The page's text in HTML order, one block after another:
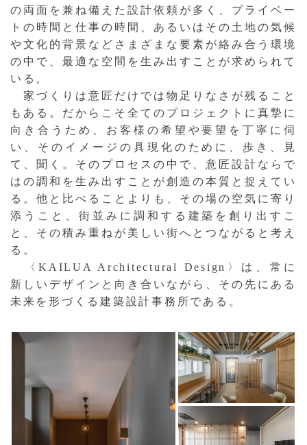
の両面を兼ね備えた設計依頼が多く、プライベー
トの時間と仕事の時間、あるいはその土地の気候
や文化的背景などさまざまな要素が絡み合う環境
の中で、最適な空間を生み出すことが求められて
いる。
家づくりは意匠だけでは物足りなさが残ること
もある。だからこそ全てのプロジェクトに真摯に
向き合うため、お客様の希望や要望を丁寧に伺
い、そのイメージの具現化のために、歩き、見
て、聞く。そのプロセスの中で、意匠設計ならで
はの調和を生み出すことが創造の本質と捉えてい
る。他と比べることよりも、その場の空気に寄り
添うこと、街並みに調和する建築を創り出すこ
と、その積み重ねが美しい街へとつながると考え
る。
〈KAILUA Architectural Design〉は、常に
新しいデザインと向き合いながら、その先にある
未来を形づくる建築設計事務所である。